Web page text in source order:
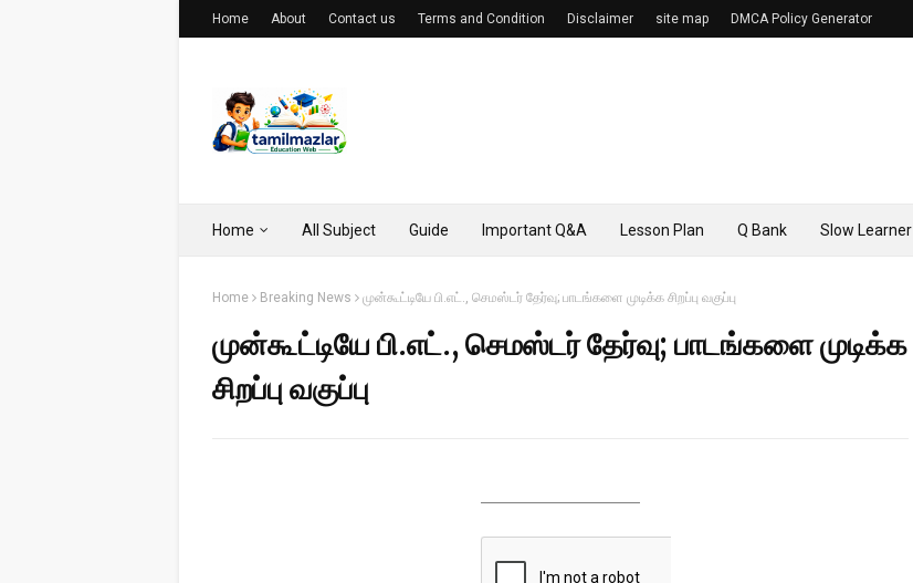
Home About Contact us Terms and Condition Disclaimer site map DMCA Policy Generator
Home All Subject Guide Important Q&A Lesson Plan Q Bank Slow Learner
Home Breaking News முன்கூட்டியே பி.எட்., செமஸ்டர் தேர்வு; பாடங்களை முடிக்க சிறப்பு வகுப்பு
முன்கூட்டியே பி.எட்., செமஸ்டர் தேர்வு; பாடங்களை முடிக்க
சிறப்பு வகுப்பு